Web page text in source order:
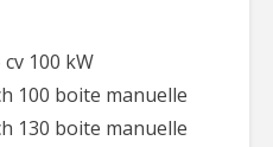
cv 100 kW
100 boite manuelle
130 boite manuelle